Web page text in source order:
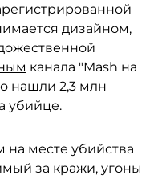
дизайном,
канала "Mash на
нашли 2,3 млн
убийце.
месте убийства
за кражи, угоны